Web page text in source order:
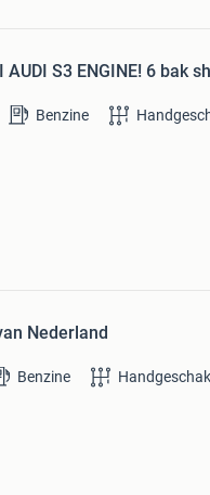
S3 ENGINE! 6 bak
Benzine
Nederland
Benzine